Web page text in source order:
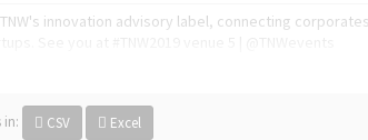
TNW's innovation advisory label, connecting
in: CSV Excel